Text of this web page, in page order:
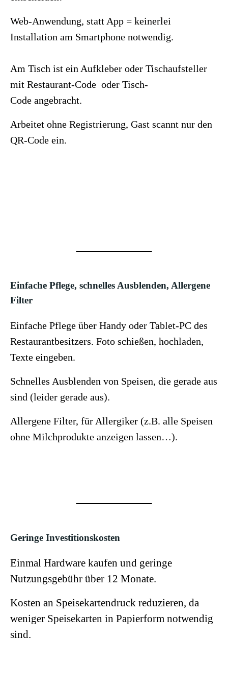
Web-Anwendung, statt App = keinerlei
Installation am Smartphone notwendig.
Am Tisch ist ein Aufkleber oder Tischaufsteller
mit Restaurant-Code oder Tisch-
Code angebracht.
Arbeitet ohne Registrierung, Gast scannt nur den
QR-Code ein.
Einfache Pflege, schnelles Ausblenden, Allergene
Filter
Einfache Pflege über Handy oder Tablet-PC des
Restaurantbesitzers. Foto schießen, hochladen,
Texte eingeben.
Schnelles Ausblenden von Speisen, die gerade aus
sind (leider gerade aus).
Allergene Filter, für Allergiker (z.B. alle Speisen
ohne Milchprodukte anzeigen lassen…).
Geringe Investitionskosten
Einmal Hardware kaufen und geringe
Nutzungsgebühr über 12 Monate.
Kosten an Speisekartendruck reduzieren, da
weniger Speisekarten in Papierform notwendig
sind.